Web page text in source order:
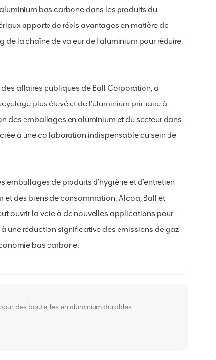
bas carbone dans les produits du
apporte de réels avantages en matière de
la chaîne de valeur de l'aluminium pour réduire
affaires publiques de Ball Corporation, a
plus élevé et de l’aluminium primaire à
des emballages en aluminium et du secteur dans
à une collaboration indispensable au sein de
emballages de produits d'hygiène et d'entretien
et des biens de consommation. Alcoa, Ball et
ouvrir la voie à de nouvelles applications pour
une réduction significative des émissions de gaz
bas carbone.
des bouteilles en aluminium durables